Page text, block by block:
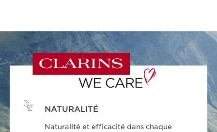
NATURALITÉ
Naturalité et efficacité dans chaque